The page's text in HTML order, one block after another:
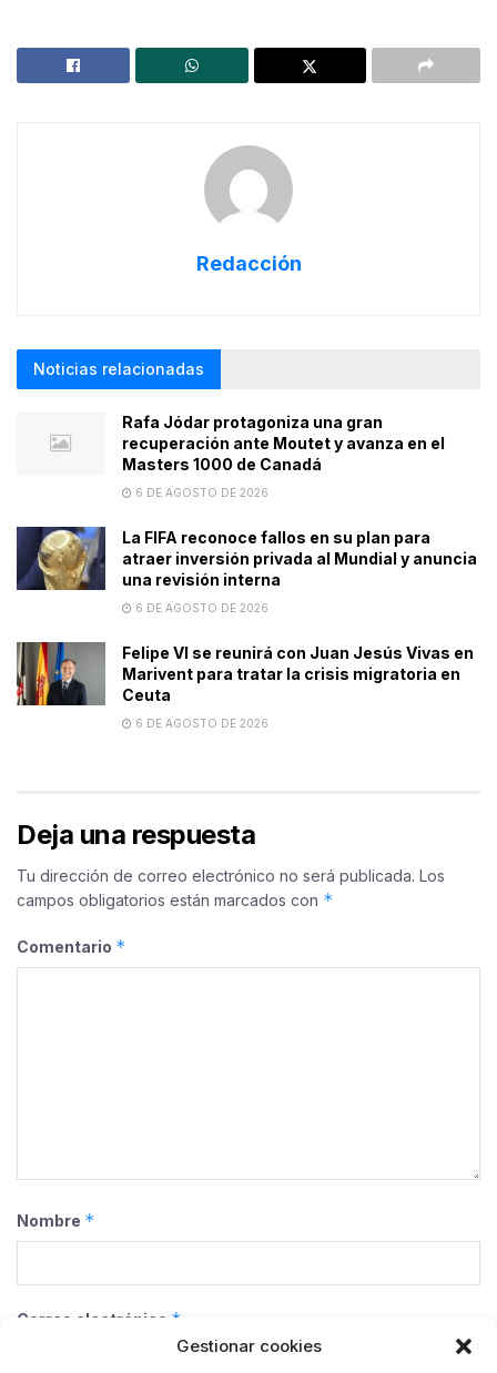
Gestionar cookies
Redacción
Noticias relacionadas
Rafa Jódar protagoniza una gran
recuperación ante Moutet y avanza en el
Masters 1000 de Canadá
6 DE AGOSTO DE 2026
La FIFA reconoce fallos en su plan para
atraer inversión privada al Mundial y anuncia
una revisión interna
6 DE AGOSTO DE 2026
Felipe VI se reunirá con Juan Jesús Vivas en
Marivent para tratar la crisis migratoria en
Ceuta
6 DE AGOSTO DE 2026
Deja una respuesta
Tu dirección de correo electrónico no será publicada. Los
campos obligatorios están marcados con *
Comentario *
Nombre *
Correo electrónico *